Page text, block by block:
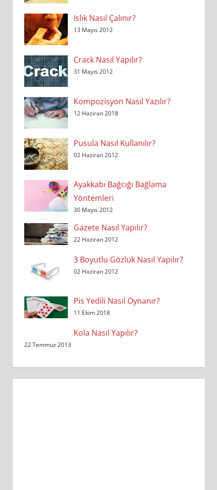
Islık Nasıl Çalınır?
13 Mayıs 2012
Crack Nasıl Yapılır?
31 Mayıs 2012
Kompozisyon Nasıl Yazılır?
12 Haziran 2018
Pusula Nasıl Kullanılır?
02 Haziran 2012
Ayakkabı Bağcığı Bağlama
Yöntemleri
30 Mayıs 2012
Gazete Nasıl Yapılır?
22 Haziran 2012
3 Boyutlu Gözlük Nasıl Yapılır?
02 Haziran 2012
Pis Yedili Nasıl Oynanır?
11 Ekim 2018
Kola Nasıl Yapılır?
22 Temmuz 2013